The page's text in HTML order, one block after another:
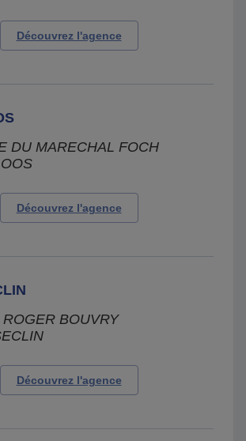
Découvrez l'agence
DU MARECHAL FOCH
Découvrez l'agence
BOUVRY
Découvrez l'agence